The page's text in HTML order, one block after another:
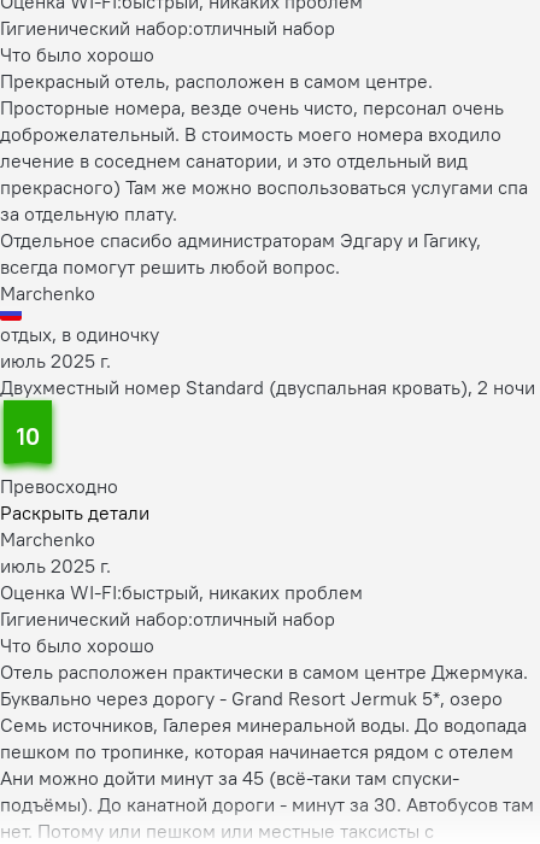
Гигиенический набор:отличный набор
Что было хорошо
Прекрасный отель, расположен в самом центре.
Просторные номера, везде очень чисто, персонал очень
доброжелательный. В стоимость моего номера входило
лечение в соседнем санатории, и это отдельный вид
прекрасного) Там же можно воспользоваться услугами спа
за отдельную плату.
Отдельное спасибо администраторам Эдгару и Гагику,
всегда помогут решить любой вопрос.
Marchenko
отдых, в одиночку
июль 2025 г.
Двухместный номер Standard (двуспальная кровать), 2 ночи
10
Превосходно
Раскрыть детали
Marchenko
июль 2025 г.
Оценка WI-FI:быстрый, никаких проблем
Гигиенический набор:отличный набор
Что было хорошо
Отель расположен практически в самом центре Джермука.
Буквально через дорогу - Grand Resort Jermuk 5*, озеро
Семь источников, Галерея минеральной воды. До водопада
пешком по тропинке, которая начинается рядом с отелем
Ани можно дойти минут за 45 (всё-таки там спуски-
подъёмы). До канатной дороги - минут за 30. Автобусов там
нет. Потому или пешком или местные таксисты с